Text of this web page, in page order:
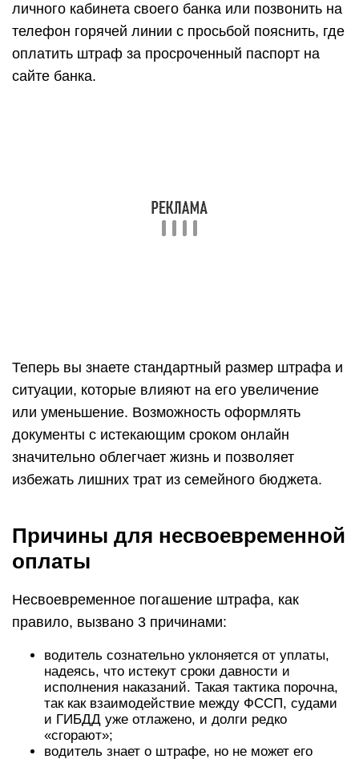
личного кабинета своего банка или позвонить на
телефон горячей линии с просьбой пояснить, где
оплатить штраф за просроченный паспорт на
сайте банка.
Теперь вы знаете стандартный размер штрафа и
ситуации, которые влияют на его увеличение
или уменьшение. Возможность оформлять
документы с истекающим сроком онлайн
значительно облегчает жизнь и позволяет
избежать лишних трат из семейного бюджета.
Причины для несвоевременной
оплаты
Несвоевременное погашение штрафа, как
правило, вызвано 3 причинами:
водитель сознательно уклоняется от уплаты,
надеясь, что истекут сроки давности и
исполнения наказаний. Такая тактика порочна,
так как взаимодействие между ФССП, судами
и ГИБДД уже отлажено, и долги редко
«сгорают»;
водитель знает о штрафе, но не может его